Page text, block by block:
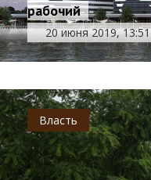
рабочий
20 июня 2019, 13:51
Власть